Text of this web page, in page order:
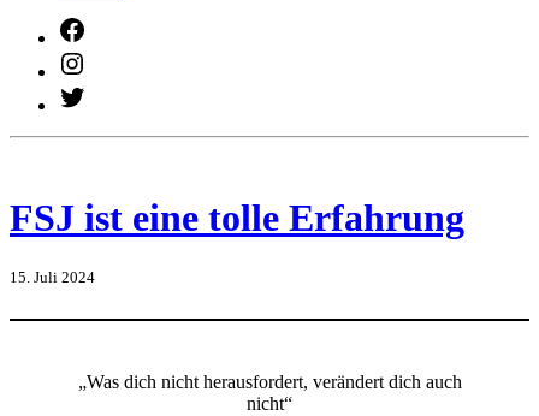
FSJ ist eine tolle Erfahrung
15. Juli 2024
„Was dich nicht herausfordert, verändert dich auch
nicht“